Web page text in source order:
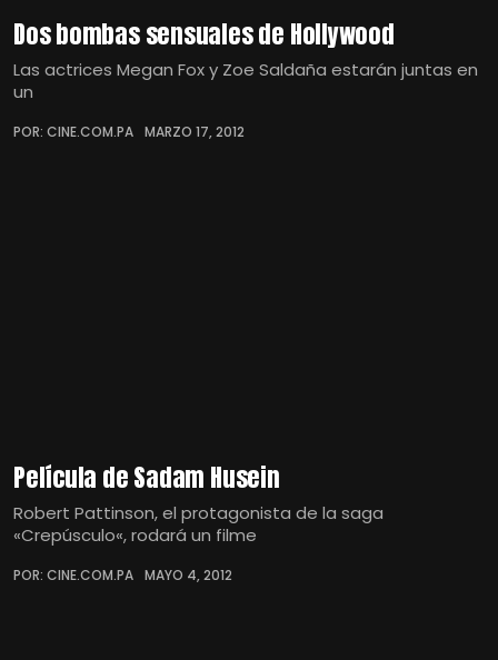
Dos bombas sensuales de Hollywood
Las actrices Megan Fox y Zoe Saldaña estarán juntas en
un
POR: CINE.COM.PA MARZO 17, 2012
Película de Sadam Husein
Robert Pattinson, el protagonista de la saga
«Crepúsculo«, rodará un filme
POR: CINE.COM.PA MAYO 4, 2012